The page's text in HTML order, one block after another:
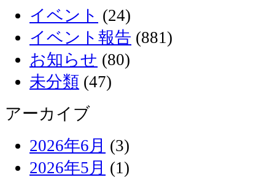
イベント (24)
イベント報告 (881)
お知らせ (80)
未分類 (47)
アーカイブ
2026年6月 (3)
2026年5月 (1)